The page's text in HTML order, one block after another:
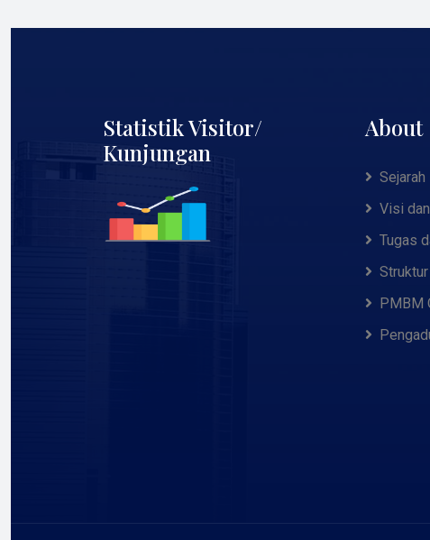
Statistik Visitor/
Kunjungan
About
Sejarah
Visi
Tugas
PMBM